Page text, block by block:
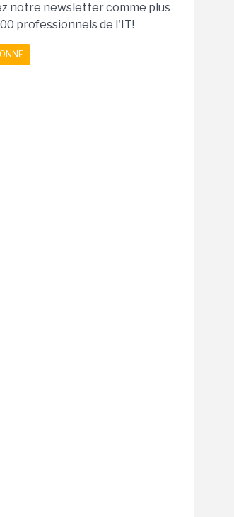
notre newsletter comme plus
professionnels de l'IT!